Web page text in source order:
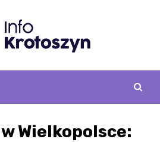
Wielkopolsce: